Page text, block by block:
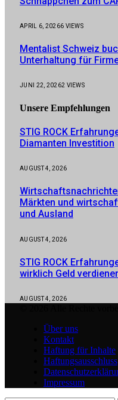
APRIL 6, 20266 VIEWS
Mentalist Schweiz
Unterhaltung für
JUNI 22, 20262 VIEWS
Unsere Empfehlungen
STIG ROCK
Diamanten Investition
AUGUST 4, 2026
Märkten und
und Ausland
AUGUST 4, 2026
STIG ROCK
wirklich Geld
AUGUST 4, 2026
Über uns
Kontakt
Haftung für Inhalte
Haftungsausschluss
Impressum